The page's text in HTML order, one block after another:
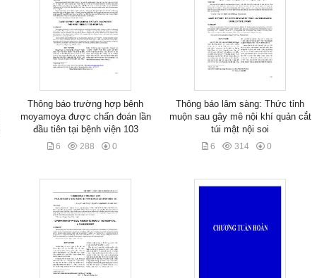
Thông báo trường hợp bênh
moyamoya được chấn đoán lần
đầu tiên tại bệnh viện 103
6 288 0
Thông báo lâm sàng: Thức tỉnh
muộn sau gây mê nội khí quản cắt
túi mật nội soi
6 314 0